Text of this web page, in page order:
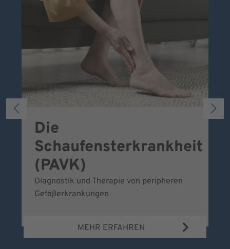
Die
Schaufensterkrankheit
(PAVK)
Diagnostik und Therapie von peripheren
Gefäßerkrankungen
MEHR ERFAHREN